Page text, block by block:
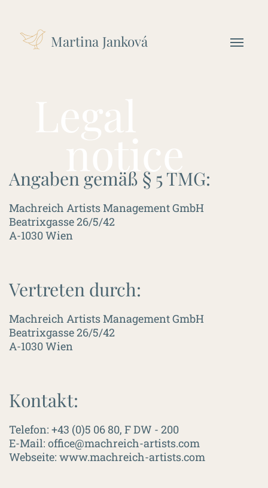
Martina Janková
Angaben gemäß § 5 TMG:
Machreich Artists Management GmbH
Beatrixgasse 26/5/42
A-1030 Wien
Vertreten durch:
Machreich Artists Management GmbH
Beatrixgasse 26/5/42
A-1030 Wien
Kontakt:
Telefon: +43 (0)5 06 80, F DW - 200
E-Mail: office@machreich-artists.com
Webseite: www.machreich-artists.com